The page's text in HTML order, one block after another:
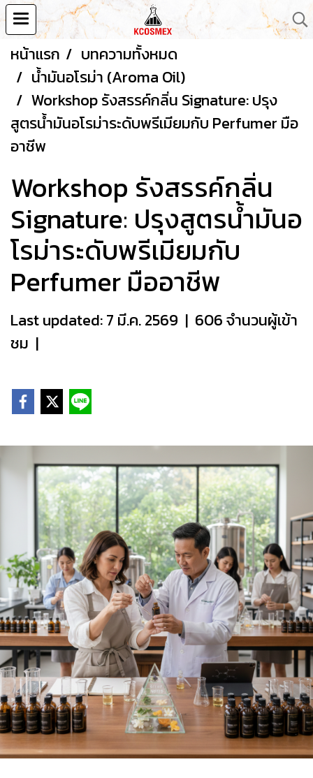
หน้าแรก
บทความทั้งหมด
น้ำมันอโรม่า (Aroma Oil)
Workshop รังสรรค์กลิ่น Signature: ปรุง
สูตรน้ำมันอโรม่าระดับพรีเมียมกับ Perfumer มือ
อาชีพ
Workshop รังสรรค์กลิ่น
Signature: ปรุงสูตรน้ำมันอ
โรม่าระดับพรีเมียมกับ
Perfumer มืออาชีพ
Last updated: 7 มี.ค. 2569 | 606 จำนวนผู้เข้า
ชม |